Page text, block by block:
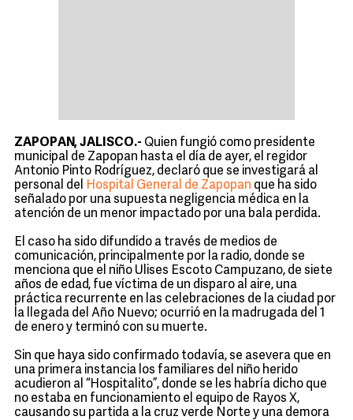
ZAPOPAN, JALISCO.- Quien fungió como presidente
municipal de Zapopan hasta el día de ayer, el regidor
Antonio Pinto Rodríguez, declaró que se investigará al
personal del
Hospital General de Zapopan que ha sido
señalado por una supuesta negligencia médica en la
atención de un menor impactado por una bala perdida.
El caso ha sido difundido a través de medios de
comunicación, principalmente por la radio, donde se
menciona que el niño Ulises Escoto Campuzano, de siete
años de edad, fue víctima de un disparo al aire, una
práctica recurrente en las celebraciones de la ciudad por
la llegada del Año Nuevo; ocurrió en la madrugada del 1
de enero y terminó con su muerte.
Sin que haya sido confirmado todavía, se asevera que en
una primera instancia los familiares del niño herido
acudieron al “Hospitalito”, donde se les habría dicho que
no estaba en funcionamiento el equipo de Rayos X,
causando su partida a la cruz verde Norte y una demora